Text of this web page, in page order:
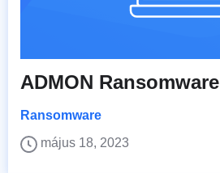
ADMON Ransomware
Ransomware
május 18, 2023